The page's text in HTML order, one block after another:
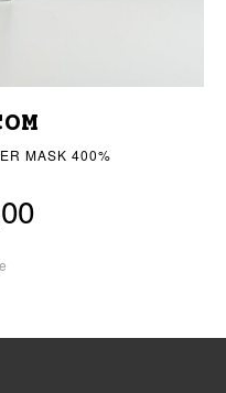
MASK 400%